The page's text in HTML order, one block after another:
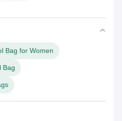
Bag for Women
Bag